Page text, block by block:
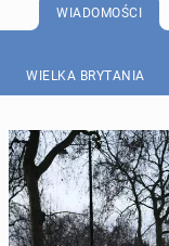
WIADOMOŚCI
WIELKA BRYTANIA